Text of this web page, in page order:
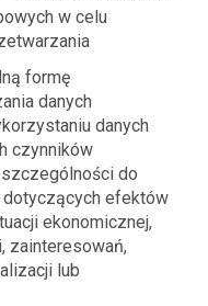
w celu
formę
danych
danych
czynników
do
efektów
ekonomicznej,
zainteresowań,
lub